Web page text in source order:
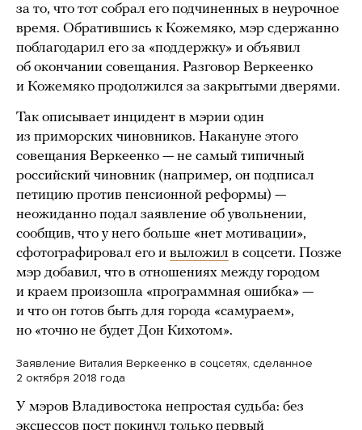
за то, что тот собрал его подчиненных в неурочное
время. Обратившись к Кожемяко, мэр сдержанно
поблагодарил его за «поддержку» и объявил
об окончании совещания. Разговор Веркеенко
и Кожемяко продолжился за закрытыми дверями.
Так описывает инцидент в мэрии один
из приморских чиновников. Накануне этого
совещания Веркеенко — не самый типичный
российский чиновник (например, он подписал
петицию против пенсионной реформы) —
неожиданно подал заявление об увольнении,
сообщив, что у него больше «нет мотивации»,
сфотографировал его и выложил в соцсети. Позже
мэр добавил, что в отношениях между городом
и краем произошла «программная ошибка» —
и что он готов быть для города «самураем»,
но «точно не будет Дон Кихотом».
Заявление Виталия Веркеенко в соцсетях, сделанное
2 октября 2018 года
У мэров Владивостока непростая судьба: без
эксцессов пост покинул только первый